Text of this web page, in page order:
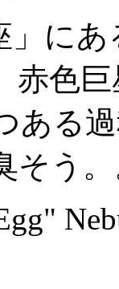
にあ
赤色
ある
そう。